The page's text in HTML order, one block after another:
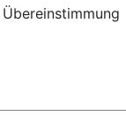
Übereinstimmung